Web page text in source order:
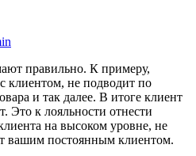
правильно. К примеру,
клиентом, не подводит по
и так далее. В итоге клиент
Это к лояльности отнести
на высоком уровне, не
вашим постоянным клиентом.